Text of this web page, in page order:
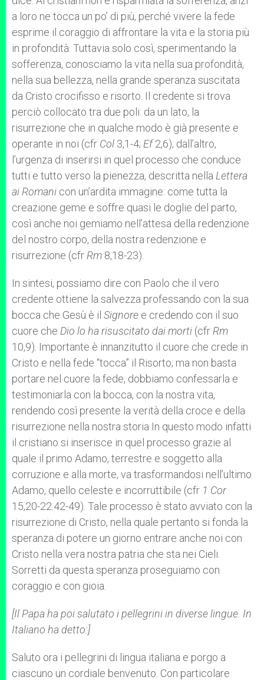
a loro ne tocca un po’ di più, perché vivere la fede
esprime il coraggio di affrontare la vita e la storia più
in profondità. Tuttavia solo così, sperimentando la
sofferenza, conosciamo la vita nella sua profondità,
nella sua bellezza, nella grande speranza suscitata
da Cristo crocifisso e risorto. Il credente si trova
perciò collocato tra due poli: da un lato, la
risurrezione che in qualche modo è già presente e
operante in noi (cfr Col 3,1-4; Ef2,6); dall’altro,
l’urgenza di inserirsi in quel processo che conduce
tutti e tutto verso la pienezza, descritta nella Lettera
ai Romani con un’ardita immagine: come tutta la
creazione geme e soffre quasi le doglie del parto,
così anche noi gemiamo nell’attesa della redenzione
del nostro corpo, della nostra redenzione e
risurrezione (cfr Rm 8,18-23).
In sintesi, possiamo dire con Paolo che il vero
credente ottiene la salvezza professando con la sua
bocca che Gesù è il Signore e credendo con il suo
cuore che Dio lo ha risuscitato dai morti (cfr Rm
10,9). Importante è innanzitutto il cuore che crede in
Cristo e nella fede “tocca” il Risorto; ma non basta
portare nel cuore la fede, dobbiamo confessarla e
testimoniarla con la bocca, con la nostra vita,
rendendo così presente la verità della croce e della
risurrezione nella nostra storia In questo modo infatti
il cristiano si inserisce in quel processo grazie al
quale il primo Adamo, terrestre e soggetto alla
corruzione e alla morte, va trasformandosi nell’ultimo
Adamo, quello celeste e incorruttibile (cfr 1 Cor
15,20-22.42-49). Tale processo è stato avviato con la
risurrezione di Cristo, nella quale pertanto si fonda la
speranza di potere un giorno entrare anche noi con
Cristo nella vera nostra patria che sta nei Cieli.
Sorretti da questa speranza proseguiamo con
coraggio e con gioia.
[Il Papa ha poi salutato i pellegrini in diverse lingue. In
Italiano ha detto:]
Saluto ora i pellegrini di lingua italiana e porgo a
ciascuno un cordiale benvenuto. Con particolare